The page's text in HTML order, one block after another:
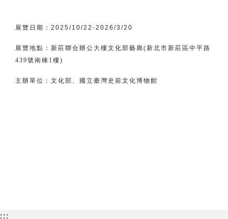
展覽日期： 2025/10/22-2026/3/20
展覽地點：新莊聯合辦公大樓文化部藝廊(新北市新莊區中平路
439號南棟1樓)
主辦單位： 文化部、 國立臺灣史前文化博物館
:::